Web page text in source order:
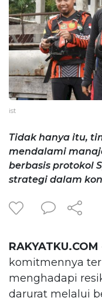
ist
Tidak hanya itu,
mendalami
berbasis protokol
strategi dalam
RAKYATKU.COM
komitmennya
menghadapi
darurat melalui